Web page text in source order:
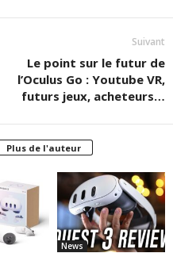
Suivant
Le point sur le futur de
l’Oculus Go : Youtube VR,
futurs jeux, acheteurs…
Plus de l'auteur
News